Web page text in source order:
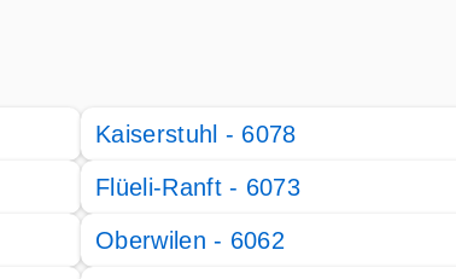
Kaiserstuhl - 6078
Flüeli-Ranft - 6073
Oberwilen - 6062